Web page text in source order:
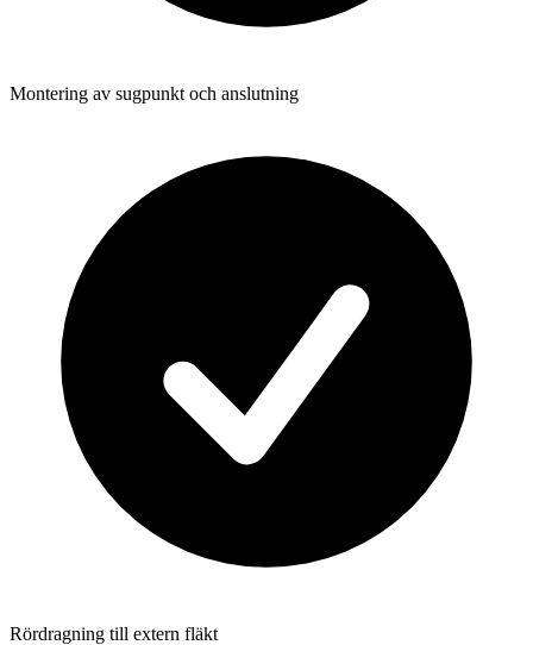
Montering av sugpunkt och anslutning
Rördragning till extern fläkt